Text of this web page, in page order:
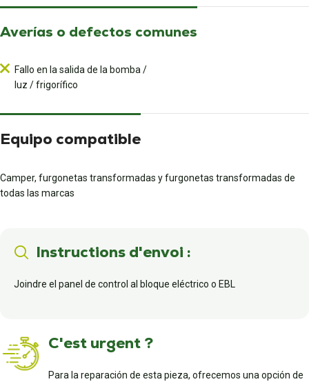
Averías o defectos comunes
Fallo en la salida de la bomba /
luz / frigorífico
Equipo compatible
Camper, furgonetas transformadas y furgonetas transformadas de
todas las marcas
Instructions d'envoi :
Joindre el panel de control al bloque eléctrico o EBL
C'est urgent ?
Para la reparación de esta pieza, ofrecemos una opción de